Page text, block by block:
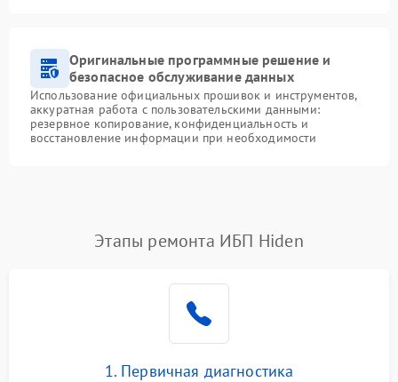
Оригинальные программные решение и
безопасное обслуживание данных
Использование официальных прошивок и инструментов,
аккуратная работа с пользовательскими данными:
резервное копирование, конфиденциальность и
восстановление информации при необходимости
Этапы ремонта ИБП Hiden
1. Первичная диагностика